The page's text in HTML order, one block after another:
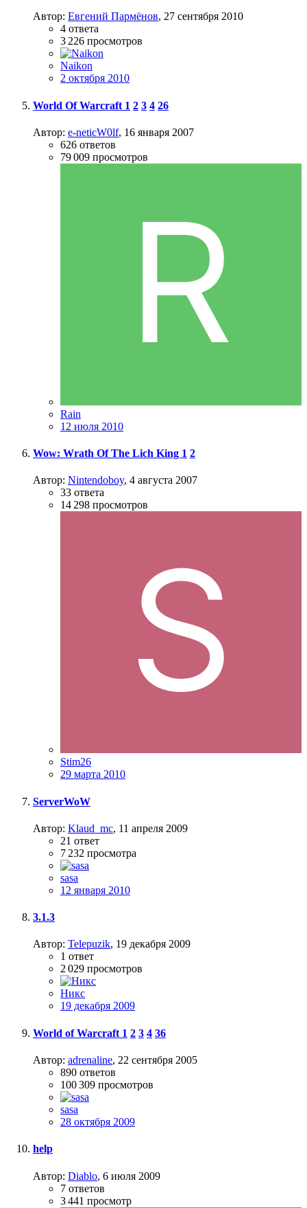
Автор: Евгений Пармёнов, 27 сентября 2010
4 ответа
3 226 просмотров
Naikon
2 октября 2010
World Of Warcraft 1 2 3 4 26
Автор: e-neticW0lf, 16 января 2007
626 ответов
79 009 просмотров
Rain
12 июля 2010
Wow: Wrath Of The Lich King 1 2
Автор: Nintendoboy, 4 августа 2007
33 ответа
14 298 просмотров
Stim26
29 марта 2010
ServerWoW
Автор: Klaud_mc, 11 апреля 2009
21 ответ
7 232 просмотра
sasa
12 января 2010
3.1.3
Автор: Telepuzik, 19 декабря 2009
1 ответ
2 029 просмотров
Никс
19 декабря 2009
World of Warcraft 1 2 3 4 36
Автор: adrenaline, 22 сентября 2005
890 ответов
100 309 просмотров
sasa
28 октября 2009
help
Автор: Diablo, 6 июля 2009
7 ответов
3 441 просмотр